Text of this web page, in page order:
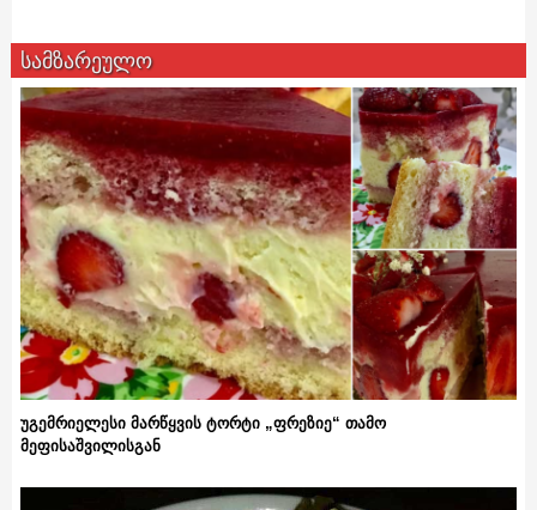
სამზარეულო
უგემრიელესი მარწყვის ტორტი „ფრეზიე“ თამო
მეფისაშვილისგან